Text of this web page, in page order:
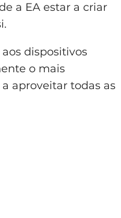
a EA estar a criar
dispositivos
o mais
aproveitar todas as